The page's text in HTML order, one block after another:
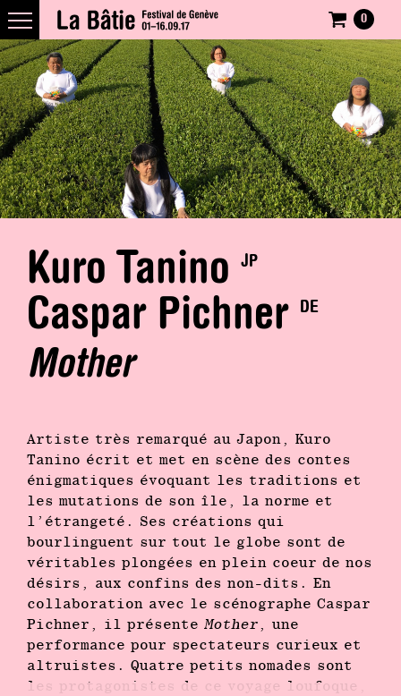
Kuro Tanino JP
Caspar Pichner DE
Mother
Artiste très remarqué au Japon, Kuro
Tanino écrit et met en scène des contes
énigmatiques évoquant les traditions et
les mutations de son île, la norme et
l’étrangeté. Ses créations qui
bourlinguent sur tout le globe sont de
véritables plongées en plein coeur de nos
désirs, aux confins des non-dits. En
collaboration avec le scénographe Caspar
Pichner, il présente Mother , une
performance pour spectateurs curieux et
altruistes. Quatre petits nomades sont
les protagonistes de ce voyage loufoque,
0